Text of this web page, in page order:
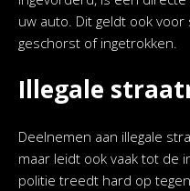
uw auto. Dit geldt ook
geschorst of ingetrokken.
Illegale
Deelnemen aan illegale
maar leidt ook vaak tot de
politie treedt hard op